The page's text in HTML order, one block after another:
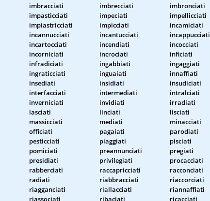
imbracciati imbrecciati
imbronciati
impasticciati impeciati
impellicciati
impiastricciati impicciati
incamiciati
incannucciati incantucciati
incappucciati
incartocciati incendiati
incocciati
incorniciati incrociati
inficiati
infradiciati ingabbiati
ingaggiati
ingraticciati inguaiati
innaffiati
insediati insidiati
insudiciati
interfacciati intermediati
intralciati
inverniciati invidiati
irradiati
lasciati linciati
lisciati
massicciati mediati
minacciati
officiati pagaiati
parodiati
pesticciati piaggiati
pisciati
pomiciati preannunciati
pregiati
presidiati privilegiati
procacciati
rabberciati raccapricciati
racconciati
radiati riabbracciati
riaccorciati
riagganciati riallacciati
riannaffiati
riassociati ribaciati
ricacciati